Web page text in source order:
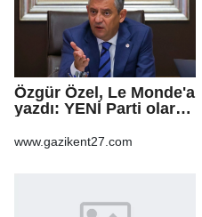
Özgür Özel, Le Monde'a
yazdı: YENİ Parti olarak
öneriyoruz
www.gazikent27.com